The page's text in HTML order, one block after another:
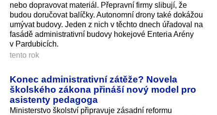
nebo dopravovat materiál. Přepravní firmy slibují, že
budou doručovat balíčky. Autonomní drony také dokážou
umývat budovy. Jeden z nich v těchto dnech úřadoval na
fasádě administrativní budovy hokejové Enteria Arény
v Pardubicích.
tento rok
Konec administrativní zátěže? Novela
školského zákona přináší nový model pro
asistenty pedagoga
Ministerstvo školství připravuje zásadní reformu